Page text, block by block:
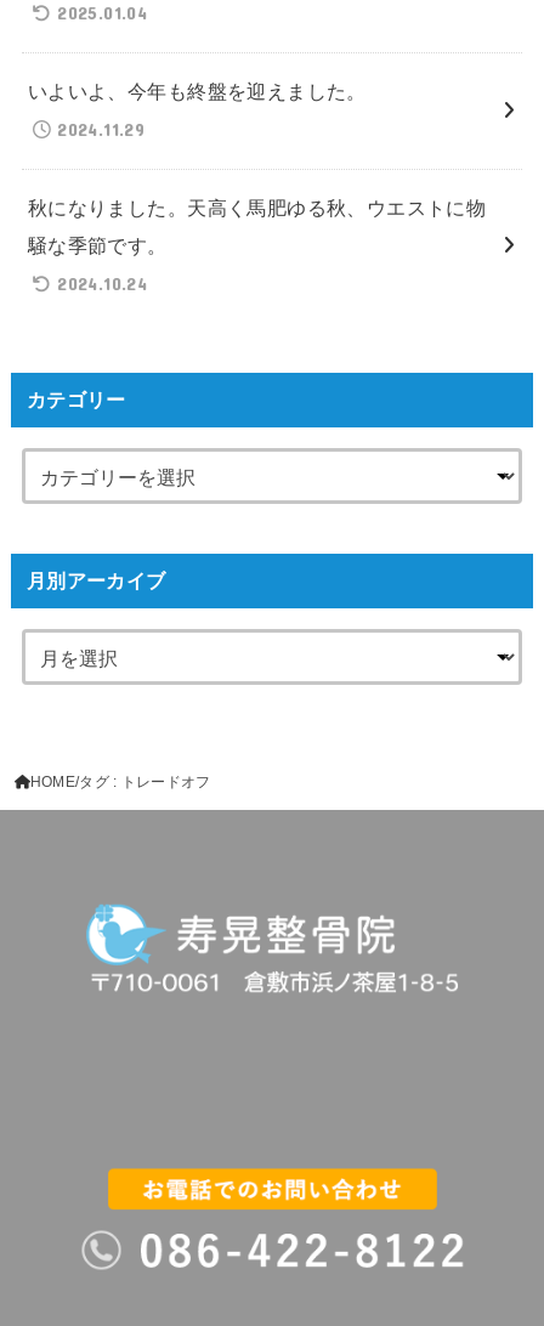
2025.01.04
いよいよ、今年も終盤を迎えました。
2024.11.29
秋になりました。天高く馬肥ゆる秋、ウエストに物
騒な季節です。
2024.10.24
カテゴリー
月別アーカイブ
HOME タグ : トレードオフ